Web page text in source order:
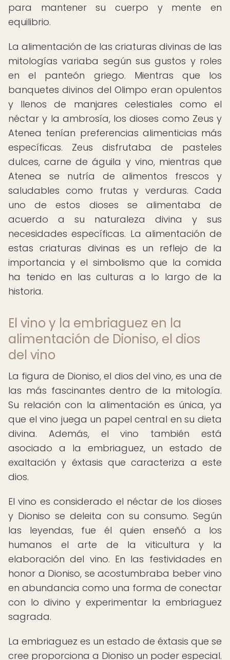
para mantener su cuerpo y mente en
equilibrio.
La alimentación de las criaturas divinas de las
mitologías variaba según sus gustos y roles
en el panteón griego. Mientras que los
banquetes divinos del Olimpo eran opulentos
y llenos de manjares celestiales como el
néctar y la ambrosía, los dioses como Zeus y
Atenea tenían preferencias alimenticias más
específicas. Zeus disfrutaba de pasteles
dulces, carne de águila y vino, mientras que
Atenea se nutría de alimentos frescos y
saludables como frutas y verduras. Cada
uno de estos dioses se alimentaba de
acuerdo a su naturaleza divina y sus
necesidades específicas. La alimentación de
estas criaturas divinas es un reflejo de la
importancia y el simbolismo que la comida
ha tenido en las culturas a lo largo de la
historia.
El vino y la embriaguez en la
alimentación de Dioniso, el dios
del vino
La figura de Dioniso, el dios del vino, es una de
las más fascinantes dentro de la mitología.
Su relación con la alimentación es única, ya
que el vino juega un papel central en su dieta
divina. Además, el vino también está
asociado a la embriaguez, un estado de
exaltación y éxtasis que caracteriza a este
dios.
El vino es considerado el néctar de los dioses
y Dioniso se deleita con su consumo. Según
las leyendas, fue él quien enseñó a los
humanos el arte de la viticultura y la
elaboración del vino. En las festividades en
honor a Dioniso, se acostumbraba beber vino
en abundancia como una forma de conectar
con lo divino y experimentar la embriaguez
sagrada.
La embriaguez es un estado de éxtasis que se
cree proporciona a Dioniso un poder especial.